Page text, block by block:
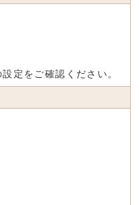
定をご確認ください。